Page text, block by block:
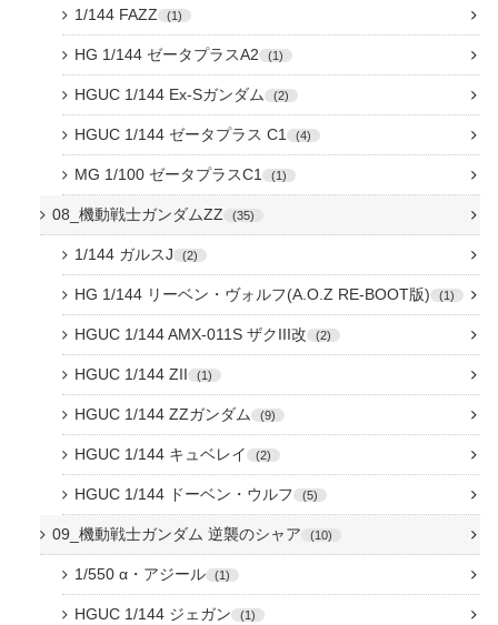
1/144 FAZZ 1
HG 1/144 ゼータプラスA2 1
HGUC 1/144 Ex-Sガンダム 2
HGUC 1/144 ゼータプラス C1 4
MG 1/100 ゼータプラスC1 1
08_機動戦士ガンダムZZ 35
1/144 ガルスJ 2
HG 1/144 リーベン・ヴォルフ(A.O.Z RE-BOOT版) 1
HGUC 1/144 AMX-011S ザクIII改 2
HGUC 1/144 ZII 1
HGUC 1/144 ZZガンダム 9
HGUC 1/144 キュベレイ 2
HGUC 1/144 ドーベン・ウルフ 5
09_機動戦士ガンダム 逆襲のシャア 10
1/550 α・アジール 1
HGUC 1/144 ジェガン 1